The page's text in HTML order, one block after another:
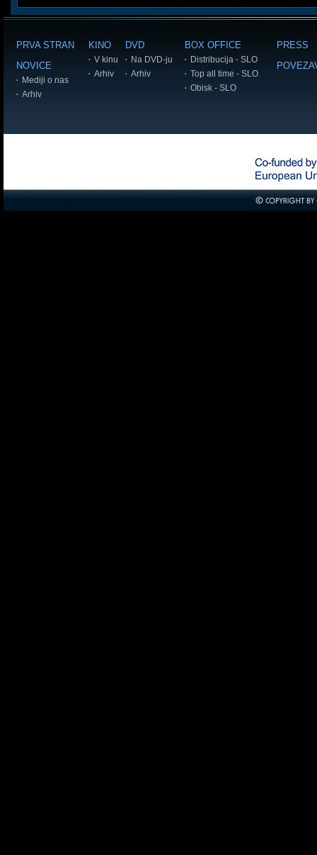
PRVA STRAN
NOVICE
Mediji o nas
Arhiv
KINO
V kinu
Arhiv
DVD
Na DVD-ju
Arhiv
BOX OFFICE
Distribucija - SLO
Top all time - SLO
Obisk - SLO
PRESS